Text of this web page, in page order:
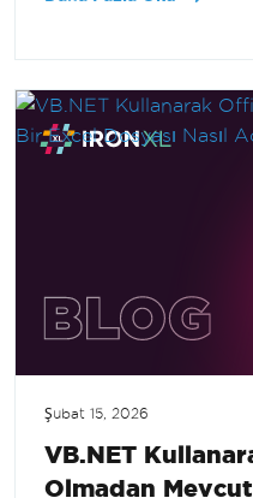
Şubat 15, 2026
VB.NET
Olmadan